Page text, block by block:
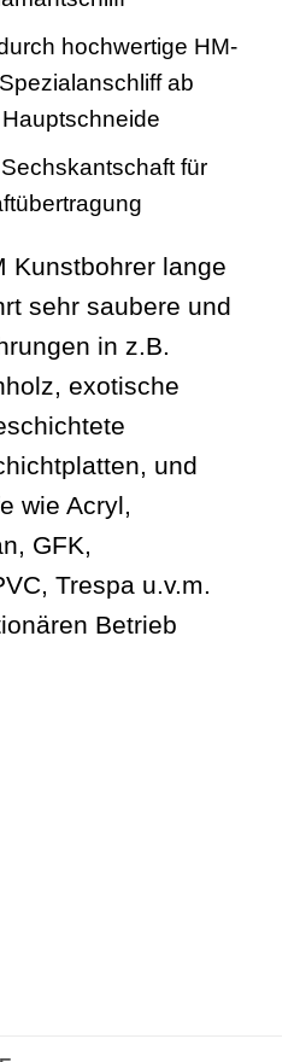
hochwertige HM-
ab
für
Kunstbohrer lange
sehr saubere und
in z.B.
exotische
und
wie Acryl,
GFK,
Trespa u.v.m.
Betrieb